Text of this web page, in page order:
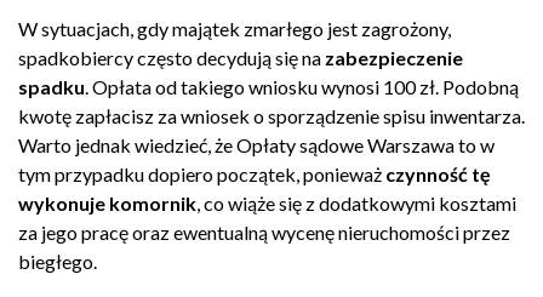
W sytuacjach, gdy majątek zmarłego jest zagrożony,
spadkobiercy często decydują się na zabezpieczenie
spadku. Opłata od takiego wniosku wynosi 100 zł. Podobną
kwotę zapłacisz za wniosek o sporządzenie spisu inwentarza.
Warto jednak wiedzieć, że Opłaty sądowe Warszawa to w
tym przypadku dopiero początek, ponieważ czynność tę
wykonuje komornik, co wiąże się z dodatkowymi kosztami
za jego pracę oraz ewentualną wycenę nieruchomości przez
biegłego.